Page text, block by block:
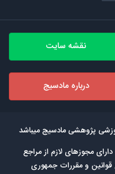
نقشه سایت
درباره مادسیج
پژوهشی مادسیج میباشد
مجوزهای لازم از مراجع
و مقررات جمهوری